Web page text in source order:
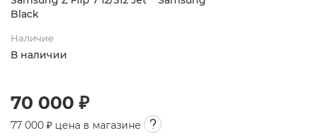
Black
Наличие
В наличии
70 000 ₽
77 000 ₽ цена в магазине